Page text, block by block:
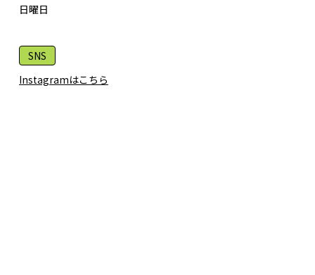
日曜日
SNS
Instagramはこちら